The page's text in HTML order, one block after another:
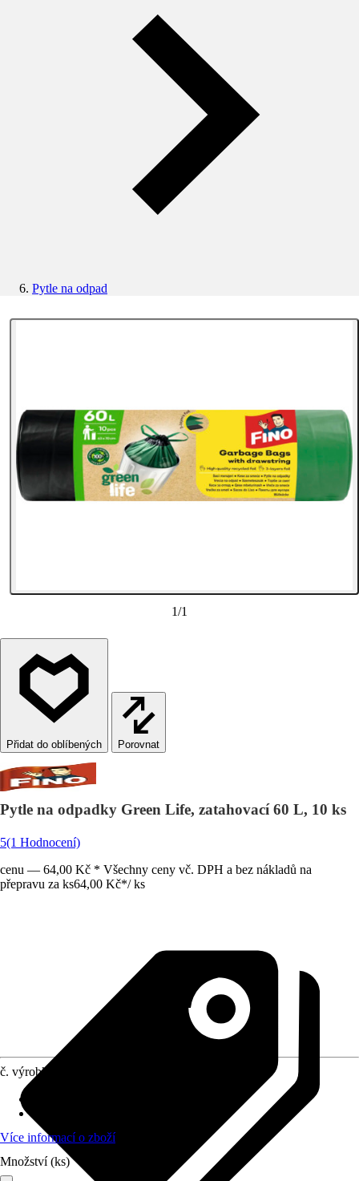
Pytle na odpad
1/1
Porovnat
Pytle na odpadky Green Life, zatahovací 60 L, 10 ks
5(1 Hodnocení)
cenu — 64,00 Kč * Všechny ceny vč. DPH a bez nákladů na
přepravu za ks64,00 Kč*/ ks
č. výrobku
Více informací o zboží
Množství (ks)